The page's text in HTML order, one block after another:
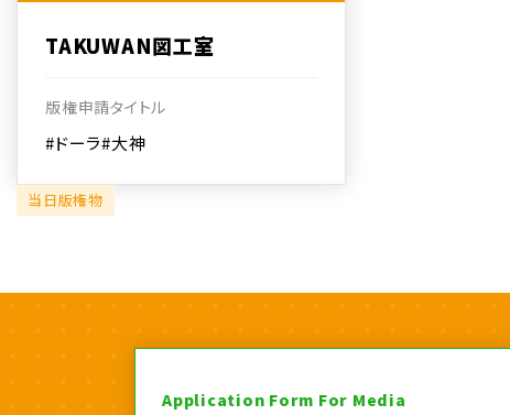
TAKUWAN図工室
版権申請タイトル
#ドーラ#大神
当日版権物
Application Form For Media